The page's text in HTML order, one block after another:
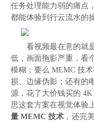
任务处理能力弱的痛点
都能体验到行云流水的
看视频最在意的就
低，画面拖影严重，看
模糊；要么 MEMC 技
损、边缘伪影；还有的
源，花了大价钱买的 4K
思这套方案在视觉体验
量 MEMC 技术 ，还完